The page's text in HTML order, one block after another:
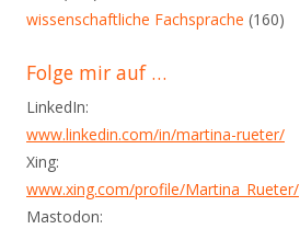
wissenschaftliche Fachsprache (160)
Folge mir auf …
LinkedIn:
www.linkedin.com/in/martina-rueter/
Xing:
www.xing.com/profile/Martina_Rueter/
Mastodon: